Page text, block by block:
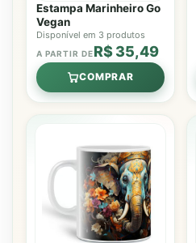
Estampa Marinheiro Go
Vegan
Disponível em 3 produtos
A PARTIR DER$ 35,49
COMPRAR